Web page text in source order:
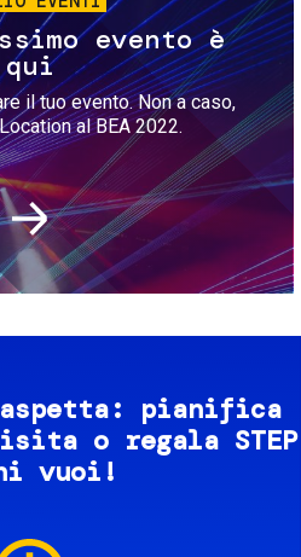
evento è
qui
il tuo evento. Non a caso,
al BEA 2022.
pianifica
o regala STEP
vuoi!